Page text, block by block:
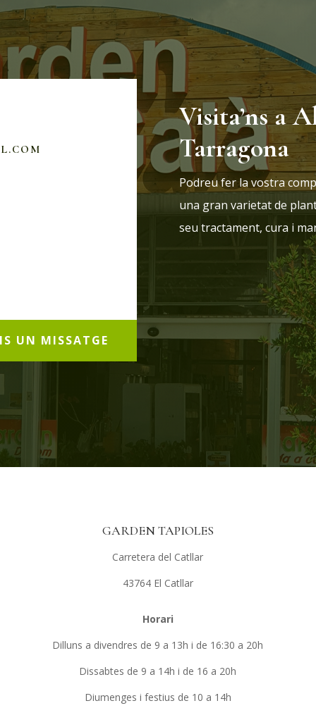
UN MISSATGE
Visita’ns a
Tarragona
Podreu fer la vostra
una gran varietat de
seu tractament, cura i
GARDEN TAPIOLES
Carretera del Catllar
43764 El Catllar
Horari
Dilluns a divendres de 9 a 13h i de 16:30 a 20h
Dissabtes de 9 a 14h i de 16 a 20h
Diumenges i festius de 10 a 14h